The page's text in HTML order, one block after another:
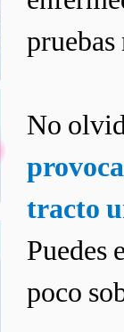
pruebas
No
tracto
Puedes
poco